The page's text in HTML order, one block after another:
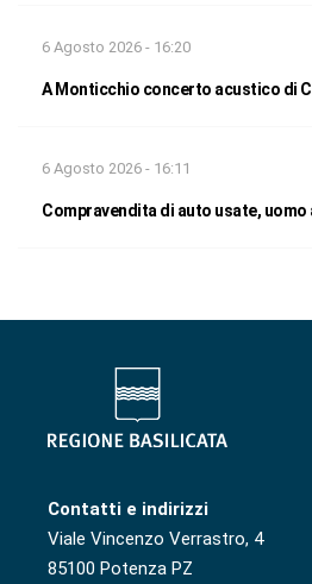
6 Agosto 2026 - 16:20
A Monticchio concerto acustico di
6 Agosto 2026 - 16:11
Compravendita di auto usate,
Contatti e indirizzi
Viale Vincenzo Verrastro, 4
85100 Potenza PZ